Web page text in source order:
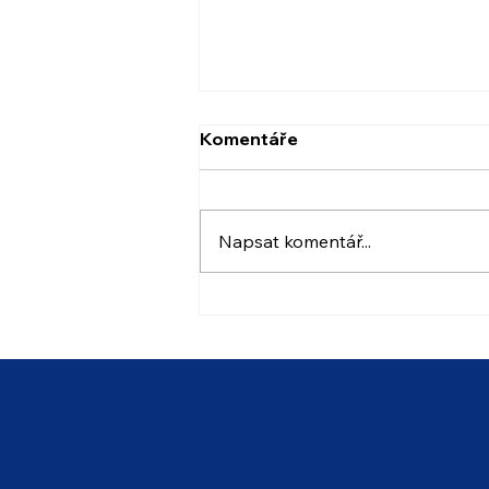
MŠ Mlýnská 27
Komentáře
Napsat komentář...